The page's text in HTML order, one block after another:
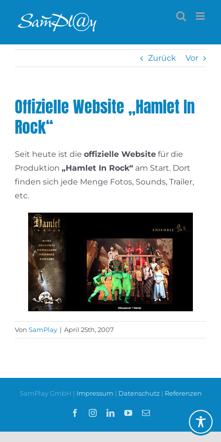
Inhalt
Zurück Vor
Offizielle Website „Hamlet In
Rock“
Seit heute ist die offizielle Website für die
Produktion „Hamlet In Rock“ am Start. Dort
finden sich jede Menge Fotos, Sounds, Trailer,
etc.
Von SamPlay | April 25th, 2007
SamPlay GmbH | Impressum | Datenschutz | Referenzen
FacebookInstagramLinkedInYouTube
E-